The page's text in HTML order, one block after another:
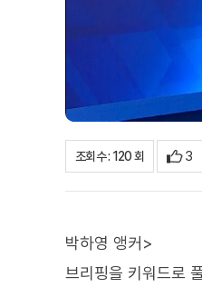
조회수 : 120 회 3
박하영 앵커>
브리핑을 키워드로